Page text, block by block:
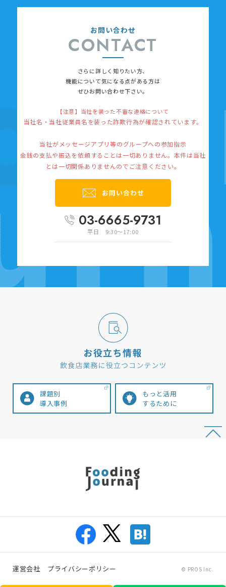
お問い合わせ
CONTACT
さらに詳しく知りたい方、
機能について気になる点がある方は
ぜひお問い合わせ下さい。
【注意】当社を装った不審な連絡について
当社名・当社従業員名を装った詐欺行為が確認されています。
当社がメッセージアプリ等のグループへの参加指示
金銭の支払や振込を依頼することは一切ありません。 本件は当社
とは一切関係ありませんのでご注意ください。
03-6665-9731
平日 9:30～17:00
課題別
導入事例
もっと活用
するために
運営会社 プライバシーポリシー © PROS Inc.